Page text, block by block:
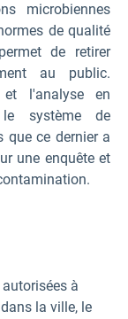
microbiennes
de qualité
de retirer
au public.
et l'analyse en
système de
que ce dernier a
une enquête et
à
la ville, le